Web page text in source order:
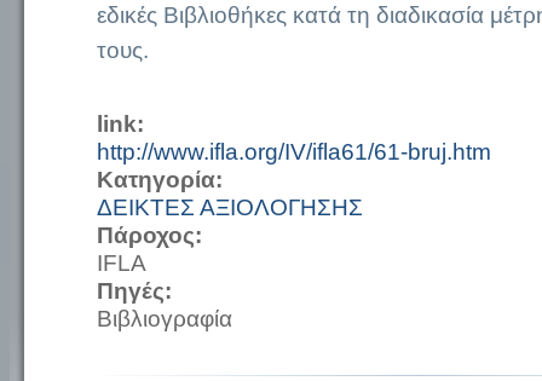
εδικές Βιβλιοθήκες κατά τη διαδικασία
τους.
link:
http://www.ifla.org/IV/ifla61/61-bruj.htm
Κατηγορία:
ΔΕΙΚΤΕΣ ΑΞΙΟΛΟΓΗΣΗΣ
Πάροχος:
IFLA
Πηγές:
Βιβλιογραφία